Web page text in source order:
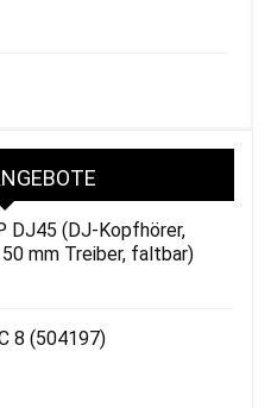
DJ45 (DJ-Kopfhörer,
mm Treiber, faltbar)
8 (504197)